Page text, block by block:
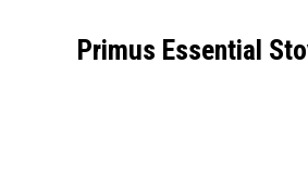
Primus Essential